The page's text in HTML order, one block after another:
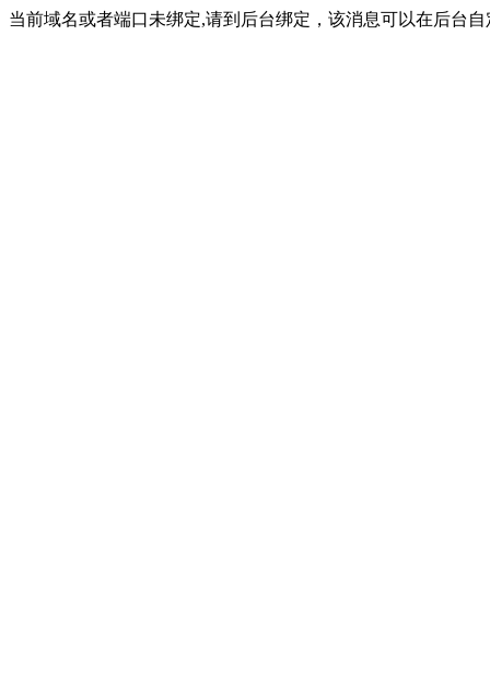
当前域名或者端口未绑定,请到后台绑定，该消息可以在后台自